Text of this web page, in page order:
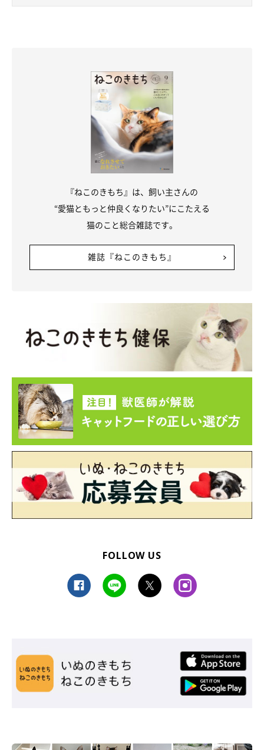
だったといい、飼い主さんはどんぐりくんの勢いに圧倒されるこ
「どんぐりは遊ぶことも大好きで、すばしっこさや噛むパワーも
『男のコだなぁ』と感じる場面が増えています。
食いしん坊でもあり、ごはんの前になるとニャーニャー騒ぎ、食
べるときはゴロゴロ言いながらすごい勢いで食べてしまいますね
どんぐりくんは2才に！ どのようなコに成
長した？
『ねこのきもち』は、飼い主さんの
“愛猫ともっと仲良くなりたい”にこたえる
猫のこと総合雑誌です。
雑誌『ねこのきもち』
FOLLOW US